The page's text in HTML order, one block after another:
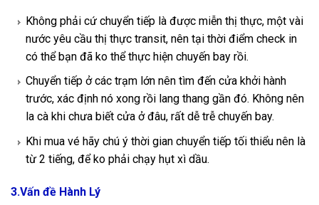
Không phải cứ chuyển tiếp là được miễn thị thực, một vài
nước yêu cầu thị thực transit, nên tại thời điểm check in
có thể bạn đã ko thể thực hiện chuyến bay rồi.
Chuyển tiếp ở các trạm lớn nên tìm đến cửa khởi hành
trước, xác định nó xong rồi lang thang gần đó. Không nên
la cà khi chưa biết cửa ở đâu, rất dễ trễ chuyến bay.
Khi mua vé hãy chú ý thời gian chuyển tiếp tối thiểu nên là
từ 2 tiếng, để ko phải chạy hụt xì dầu.
3.Vấn đề Hành Lý